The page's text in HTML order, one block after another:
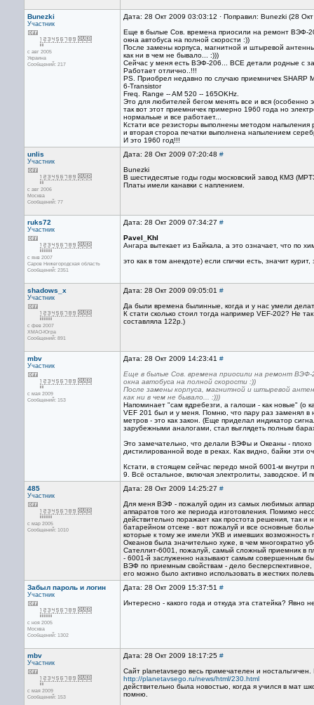
Bunezki
Участник
с авг 2005
Украина
Сообщений: 217
Дата: 28 Окт 2009 03:03:12 · Поправил: Bunezki (28
Еще в былые Сов. времена приосили на ремонт ВЭФ-
окна автобуса на полной скорости :))
После замены корпуса, магнитной и штыревой
как ни в чем не бывало... :)))
Сейчас у меня есть ВЭФ-206... ВСЕ детали родные с
Работает отлично..!!!
PS. Приобрел недавно по случаю приемничек SHARP
6-Transistor
Freq. Range -- AM 520 -- 165OKHz.
Это для любителей бегом менять все и вся (особенно
так вот этот приемничек примерно 1960 года но
нормальые и все работает...
Кстати все резисторы выполнены методом напыления
и вторая стороа печатки выполнена напылением
И это 1960 год!!!
unlis
Участник
с авг 2006
Москва
Сообщений: 77
Дата: 28 Окт 2009 07:20:48 #
Bunezki
В шестидесятые годы годы московский завод КМЗ
Платы имели канавки с наплением.
ruks72
Участник
с янв 2007
Саров Нижегородская область
Сообщений: 2351
Дата: 28 Окт 2009 07:34:27 #
Pavel_Khl
Ангара вытекает из Байкала, а это означает, что по
это как в том анекдоте) если спички есть, значит курит,
shadows_x
Участник
с фев 2007
ХМАО-Югра
Сообщений: 891
Дата: 28 Окт 2009 09:05:01 #
Да были времена былинные, когда и у нас умели
К стати сколько стоил тогда например VEF-202? Не
составляла 122р.)
mbv
Участник
с мая 2009
Сообщений: 153
Дата: 28 Окт 2009 14:23:41 #
Еще в былые Сов. времена приосили на ремонт ВЭФ-
окна автобуса на полной скорости :))
После замены корпуса, магнитной и штыревой
как ни в чем не бывало... :)))
Напоминает "сам вдребезги, а галоши - как новые" (о
VEF 201 был и у меня. Помню, что пару раз заменял в
метров - это как закон. (Еще приделал индикатор
зарубежными аналогами, стал выглядеть полным
Это замечательно, что делали ВЭФы и Океаны - плохо
дистилированной воде в реках. Как видно, байки эти
Кстати, в стоящем сейчас передо мной 6001-м внутри
9. Всё остальное, включая электролиты, заводское. И
485
Участник
с мар 2005
Сообщений: 1010
Дата: 28 Окт 2009 14:25:27 #
Для меня ВЭФ - пожалуй один из самых любимых
аппаратов того же периода изготовления. Помимо
действительно поражает как простота решения, так
батарейном отсеке - вот пожалуй и все основные
которые к тому же имели УКВ и имевших возможность
Океанов была значительно хуже, в чем многократно
Сателлит-6001, пожалуй, самый сложный приемник в
- 6001-й заслуженно называют самым совершенным
ВЭФ по приемным свойствам - дело
его можно было активно использовать в жестких
Забыл пароль и логин
Участник
с ноя 2005
Москва
Сообщений: 1302
Дата: 28 Окт 2009 15:37:51 #
Интересно - какого года и откуда эта статейка?
mbv
Участник
с мая 2009
Сообщений: 153
Дата: 28 Окт 2009 18:17:25 #
Сайт planetavsego весь примечателен и ностальгичен.
http://planetavsego.ru/news/html/230.html
действительно была новостью, когда я учился в мат
помню.